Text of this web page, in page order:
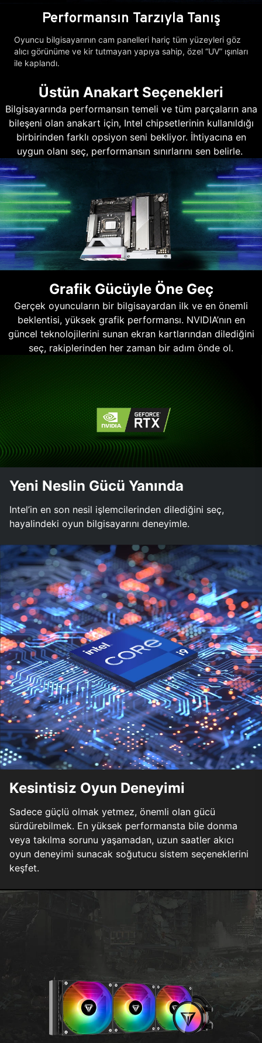
Performansın Tarzıyla Tanış
Oyuncu bilgisayarının cam panelleri hariç tüm yüzeyleri göz
alıcı görünüme ve kir tutmayan yapıya sahip, özel “UV” ışınları
ile kaplandı.
Üstün Anakart Seçenekleri
Bilgisayarında performansın temeli ve tüm parçaların ana
bileşeni olan anakart için, Intel chipsetlerinin kullanıldığı
birbirinden farklı opsiyon seni bekliyor. İhtiyacına en
uygun olanı seç, performansın sınırlarını sen belirle.
Grafik Gücüyle Öne Geç
Gerçek oyuncuların bir bilgisayardan ilk ve en önemli
beklentisi, yüksek grafik performansı. NVIDIA’nın en
güncel teknolojilerini sunan ekran kartlarından dilediğini
seç, rakiplerinden her zaman bir adım önde ol.
Yeni Neslin Gücü Yanında
Intel’in en son nesil işlemcilerinden dilediğini seç,
hayalindeki oyun bilgisayarını deneyimle.
Kesintisiz Oyun Deneyimi
Sadece güçlü olmak yetmez, önemli olan gücü
sürdürebilmek. En yüksek performansta bile donma
veya takılma sorunu yaşamadan, uzun saatler akıcı
oyun deneyimi sunacak soğutucu sistem seçeneklerini
keşfet.